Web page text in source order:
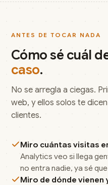
ANTES DE TOCAR NADA
Cómo sé cuál
caso.
No se arregla a ciegas.
web, y ellos solos te
clientes.
Miro cuántas visitas
Analytics veo si llega
no entra nadie, ya sé
Miro de dónde vienen